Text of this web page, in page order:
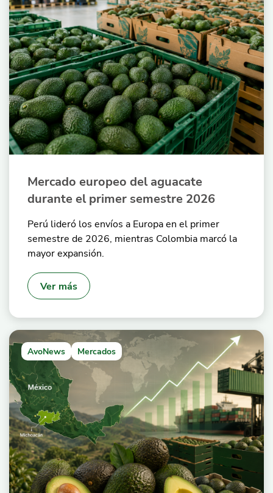
Mercado europeo del aguacate
durante el primer semestre 2026
Perú lideró los envíos a Europa en el primer
semestre de 2026, mientras Colombia marcó la
mayor expansión.
Ver más
AvoNews Mercados